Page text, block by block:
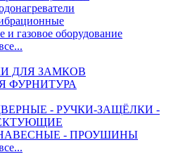
и газовое оборудование
ДЛЯ ЗАМКОВ
ФУРНИТУРА
- РУЧКИ-ЗАЩЁЛКИ -
- ПРОУШИНЫ